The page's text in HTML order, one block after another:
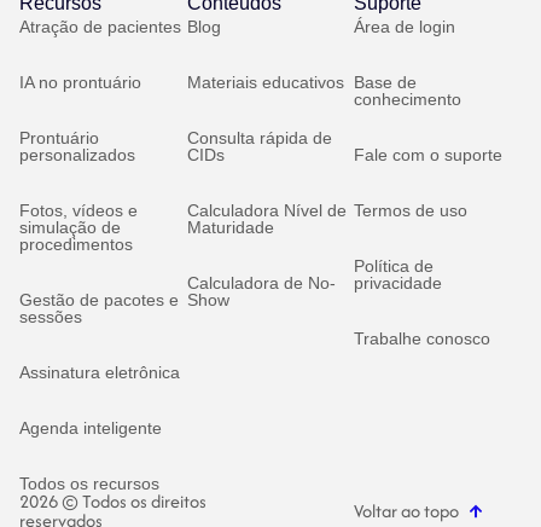
Atração de pacientes
IA no prontuário
Prontuário
personalizados
Fotos, vídeos e
simulação de
procedimentos
Gestão de pacotes e
sessões
Assinatura eletrônica
Agenda inteligente
Todos os recursos
Blog
Materiais educativos
Consulta rápida de
CIDs
Calculadora Nível de
Maturidade
Calculadora de No-
Show
Área de login
Base de
conhecimento
Fale com o suporte
Termos de uso
Política de
privacidade
Trabalhe conosco
2026 © Todos os direitos
reservados Voltar ao topo